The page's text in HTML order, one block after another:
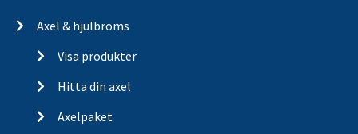
Axel & hjulbroms
Visa produkter
Hitta din axel
Axelpaket